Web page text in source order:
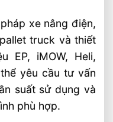
xe nâng điện,
truck và thiết
EP, iMOW, Heli,
yêu cầu tư vấn
suất sử dụng và
phù hợp.